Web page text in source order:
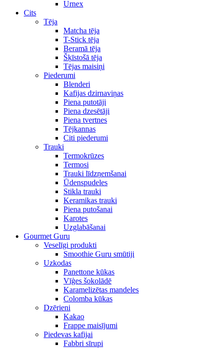
Urnex
Cits
Tēja
Matcha tēja
T-Stick tēja
Beramā tēja
Šķīstošā tēja
Tējas maisiņi
Piederumi
Blenderi
Kafijas dzirnaviņas
Piena putotāji
Piena dzesētāji
Piena tvertnes
Tējkannas
Citi piederumi
Trauki
Termokrūzes
Termosi
Trauki līdzņemšanai
Ūdenspudeles
Stikla trauki
Keramikas trauki
Piena putošanai
Karotes
Uzglabāšanai
Gourmet Guru
Veselīgi produkti
Smoothie Guru smūtiji
Uzkodas
Panettone kūkas
Vīģes šokolādē
Karamelizētas mandeles
Colomba kūkas
Dzērieni
Kakao
Frappe maisījumi
Piedevas kafijai
Fabbri sīrupi